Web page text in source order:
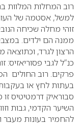
רוב המחלות המלוות
למשל, אסטמה של
זוהי מחלה שכיחה
ממנה הם ילדים.
הרצון לגרד,
כנ”ל לגבי
פרקים. רוב החולים
בעתות לחץ או
סבוראיק דרמטיטיס
השיער הקדמי, גבות
להחמיר בעונות מעבר